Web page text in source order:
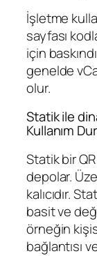
İşletme
sayfası
için
genelde
olur.
Statik ile
Kullanım
Statik bir
depolar.
kalıcıdır.
basit ve
örneğin
bağlantısı